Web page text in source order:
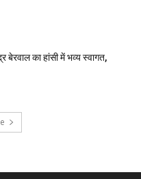
बेरवाल का हांसी में भव्य स्वागत,